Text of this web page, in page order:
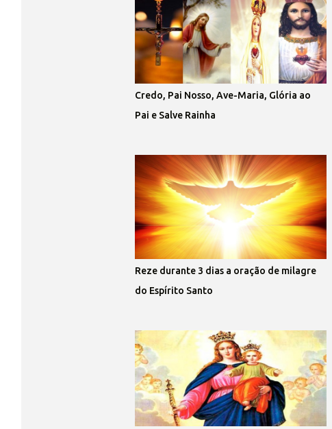
Credo, Pai Nosso, Ave-Maria, Glória ao
Pai e Salve Rainha
Reze durante 3 dias a oração de milagre
do Espírito Santo